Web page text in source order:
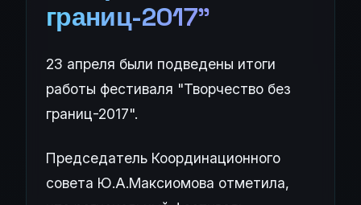
границ-2017"
23 апреля были подведены итоги
работы фестиваля "Творчество без
границ-2017".
Председатель Координационного
совета Ю.А.Максиомова отметила,